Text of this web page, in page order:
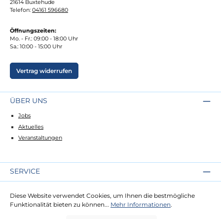
21614 Buxtehude
Telefon: 04161 596680
Öffnungszeiten:
Mo. - Fr.: 09:00 - 18:00 Uhr
Sa.: 10:00 - 15:00 Uhr
Vertrag widerrufen
ÜBER UNS
Jobs
Aktuelles
Veranstaltungen
SERVICE
Lieferung
Zahlung
Diese Website verwendet Cookies, um Ihnen die bestmögliche
Funktionalität bieten zu können... Mehr Informationen.